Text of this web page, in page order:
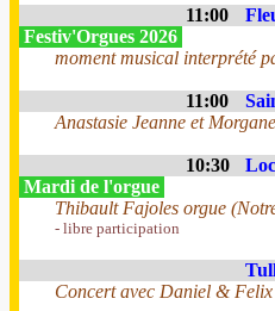
11:00
Festiv'Orgues 2026
moment musical interprété
11:00
Anastasie Jeanne et
10:30
Mardi de l'orgue
Thibault Fajoles orgue
- libre participation
Concert avec Daniel &